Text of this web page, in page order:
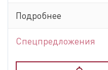
Подробнее
Спецпредложения